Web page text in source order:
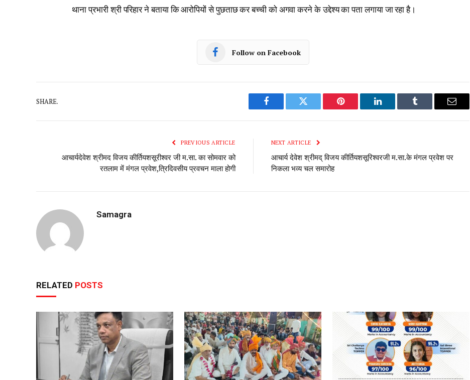
थाना प्रभारी श्री परिहार ने बताया कि आरोपियों से पुछताछ कर बच्ची को अगवा करने के उद्देश्य का पता लगाया जा रहा है।
Follow on Facebook
SHARE.
Facebook Twitter Pinterest LinkedIn Tumblr Email
PREVIOUS ARTICLE
आचार्यदेवेश श्रीमद विजय कीर्तियशसूरीश्वर जी म.सा. का सोमवार को
रतलाम में मंगल प्रवेश,त्रिदिवसीय प्रवचन माला होगी
NEXT ARTICLE
आचार्य देवेश श्रीमद् विजय कीर्तियशसूरिश्वरजी म.सा.के मंगल प्रवेश पर
निकला भव्य चल समारोह
Samagra
RELATED POSTS